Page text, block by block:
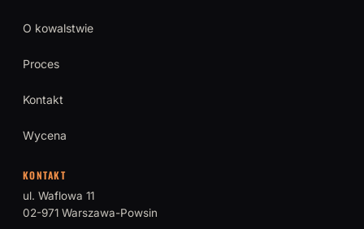
O kowalstwie
Proces
Kontakt
Wycena
KONTAKT
ul. Waflowa 11
02-971 Warszawa-Powsin